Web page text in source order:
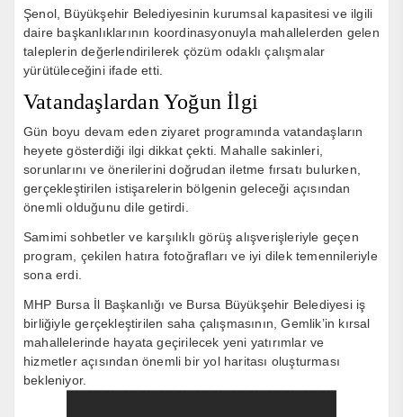
Şenol, Büyükşehir Belediyesinin kurumsal kapasitesi ve ilgili
daire başkanlıklarının koordinasyonuyla mahallelerden gelen
taleplerin değerlendirilerek çözüm odaklı çalışmalar
yürütüleceğini ifade etti.
Vatandaşlardan Yoğun İlgi
Gün boyu devam eden ziyaret programında vatandaşların
heyete gösterdiği ilgi dikkat çekti. Mahalle sakinleri,
sorunlarını ve önerilerini doğrudan iletme fırsatı bulurken,
gerçekleştirilen istişarelerin bölgenin geleceği açısından
önemli olduğunu dile getirdi.
Samimi sohbetler ve karşılıklı görüş alışverişleriyle geçen
program, çekilen hatıra fotoğrafları ve iyi dilek temennileriyle
sona erdi.
MHP Bursa İl Başkanlığı ve Bursa Büyükşehir Belediyesi iş
birliğiyle gerçekleştirilen saha çalışmasının, Gemlik’in kırsal
mahallelerinde hayata geçirilecek yeni yatırımlar ve
hizmetler açısından önemli bir yol haritası oluşturması
bekleniyor.